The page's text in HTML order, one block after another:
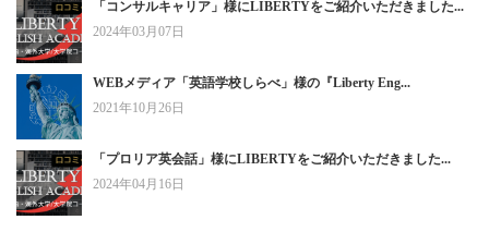
「コンサルキャリア」様にLIBERTYをご紹介いただきました...
2024年03月07日
WEBメディア「英語学校しらべ」様の『Liberty Eng...
2021年10月26日
「プロリア英会話」様にLIBERTYをご紹介いただきました...
2024年04月16日